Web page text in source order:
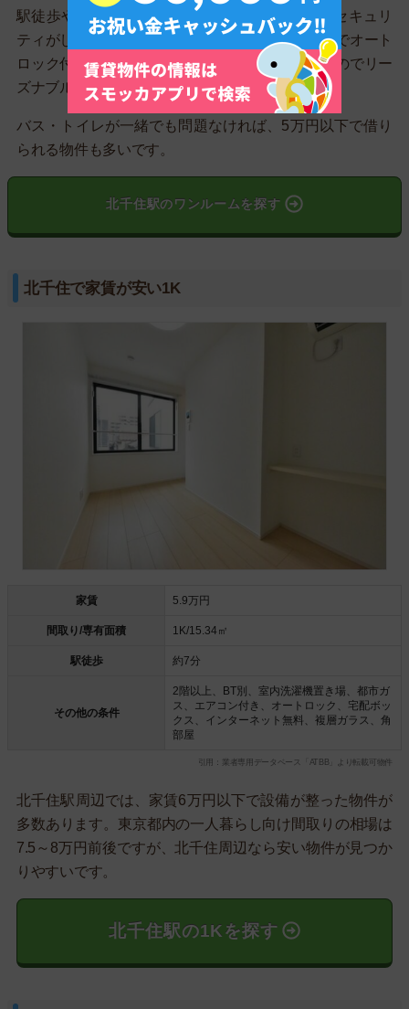
駅徒歩や広さを緩和すれば、家賃5.5万円以下でセキュリ
ティがしっかりした物件も見つかります。23区内でオート
ロック付きを探すと、家賃7～8万円は当たり前なのでリー
ズナブルです。
バス・トイレが一緒でも問題なければ、5万円以下で借り
られる物件も多いです。
北千住駅のワンルームを探す
北千住で家賃が安い1K
家賃 5.9万円
間取り/専有面積 1K/15.34㎡
駅徒歩 約7分
その他の条件
2階以上、BT別、室内洗濯機置き場、都市ガ
ス、エアコン付き、オートロック、宅配ボッ
クス、インターネット無料、複層ガラス、角
部屋
引用：業者専用データベース「ATBB」より転載可物件
北千住駅周辺では、家賃6万円以下で設備が整った物件が
多数あります。東京都内の一人暮らし向け間取りの相場は
7.5～8万円前後ですが、北千住周辺なら安い物件が見つか
りやすいです。
北千住駅の1Kを探す